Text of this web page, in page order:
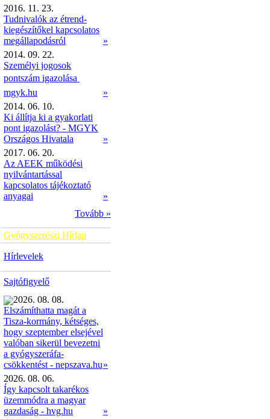
2016. 11. 23.
Tudnivalók az étrend-
kiegészítőkel kapcsolatos
megállapodásról
»
2014. 09. 22.
Személyi jogosok
pontszám igazolása 
mgyk.hu
»
2014. 06. 10.
Ki állítja ki a gyakorlati
pont igazolást? - MGYK
Országos Hivatala
»
2017. 06. 20.
Az AEEK működési
nyilvántartással
kapcsolatos tájékoztató
anyagai
»
Tovább »
Gyógyszerészi Hírlap
Hírlevelek
Sajtófigyelő
2026. 08. 08.
Elszámíthatta magát a
Tisza-kormány, kétséges,
hogy szeptember elsejével
valóban sikerül bevezetni
a gyógyszeráfa-
csökkentést - nepszava.hu»
2026. 08. 06.
Így kapcsolt takarékos
üzemmódra a magyar
gazdaság - hvg.hu
»